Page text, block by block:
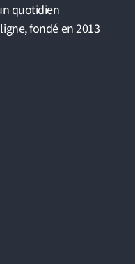
quotidien
fondé en 2013